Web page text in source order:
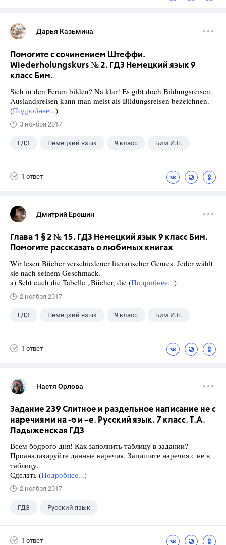
Дарья Казьмина
Помогите с сочинением Штеффи.
Wiederholungskurs № 2. ГДЗ Немецкий язык 9
класс Бим.
Sich in den Ferien bilden? Na klar! Es gibt doch Bildungsreisen.
Auslandsreisen kann man meist als Bildungsreisen bezeichnen.
(Подробнее...)
3 ноября 2017
ГДЗ Немецкий язык 9 класс Бим И.Л.
1 ответ
Дмитрий Ерошин
Глава 1 § 2 № 15. ГДЗ Немецкий язык 9 класс Бим.
Помогите рассказать о любимых книгах
Wir lesen Bücher verschiedener literarischer Genres. Jeder wählt
sie nach seinem Geschmack.
a) Seht euch die Tabelle „Bücher, die (Подробнее...)
2 ноября 2017
ГДЗ Немецкий язык 9 класс Бим И.Л.
1 ответ
Настя Орлова
Задание 239 Слитное и раздельное написание не с
наречиями на -о и –е. Русский язык. 7 класс. Т.А.
Ладыженская ГДЗ
Всем бодрого дня! Как заполнить таблицу в задании?
Проанализируйте данные наречия. Запишите наречия с не в
таблицу.
Сделать (Подробнее...)
2 ноября 2017
ГДЗ Русский язык
1 ответ